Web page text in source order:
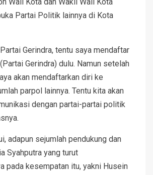
Partai Politik lainnya di Kota
Gerindra, tentu saya mendaftar
(Partai Gerindra) dulu. Namun setelah
akan mendaftarkan diri ke
parpol lainnya. Tentu kita akan
dengan partai-partai politik
adapun sejumlah pendukung dan
Syahputra yang turut
pada kesempatan itu, yakni Husein